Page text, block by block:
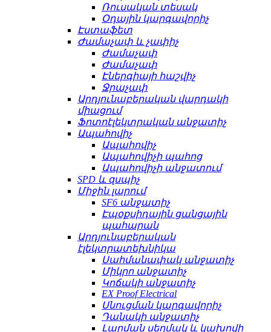
Ռուսական տեսակ
Օդային կարգավորիչ
Էստաֆետ
Ժամաչափ և չափիչ
Ժամաչափ
Ժամաչափ
Էներգիայի հաշվիչ
Ջրաչափ
Արդյունաբերական վարդակի
միացում
Ֆոտոէլեկտրական անջատիչ
Ապահովիչ
Ապահովիչ
Ապահովիչի պահոց
Ապահովիչի անջատում
SPD և զսպիչ
Միջին լարում
SF6 անջատիչ
Էպօքսիդային ցանցային
պահարան
Արդյունաբերական
էլեկտրատեխնիկա
Սահմանափակ անջատիչ
Միկրո անջատիչ
Կոճակի անջատիչ
EX Proof Electrical
Սնուցման կարգավորիչ
Դանակի անջատիչ
Լարման սեղմակ և կախովի